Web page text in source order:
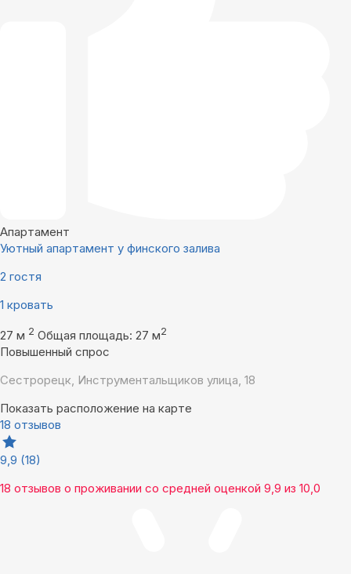
Апартамент
Уютный апартамент у финского залива
2 гостя
1 кровать
27 м 2 Общая площадь: 27 м2
Повышенный спрос
Сестрорецк, Инструментальщиков улица, 18
Показать расположение на карте
18 отзывов
9,9 (18)
18 отзывов о проживании со средней оценкой 9,9 из 10,0